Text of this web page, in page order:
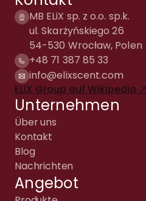
MB ELiX sp. z o.o. sp.k.
ul. Skarżyńskiego 26
54-530 Wrocław, Polen
+48 71 387 85 33
info@elixscent.com
ELiX Group auf Wikipedia ↗
Unternehmen
Über uns
Kontakt
Blog
Nachrichten
Angebot